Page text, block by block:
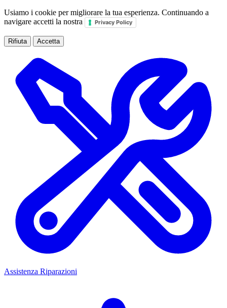
Usiamo i cookie per migliorare la tua esperienza. Continuando a
navigare accetti la nostra
Privacy Policy
Rifiuta Accetta
Assistenza Riparazioni